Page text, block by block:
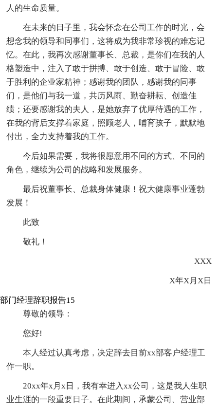
人的生命质量。
在未来的日子里，我会怀念在公司工作的时光，会
想念我的领导和同事们，这将成为我非常珍视的难忘记
忆。在此，我再次感谢董事长、总裁，是你们在我的人
格塑造中，注入了敢于拼搏、敢于创造、敢于冒险、敢
于胜利的企业家精神；感谢我的团队，感谢我的同事
们，是他们与我一道，共历风雨、勤奋耕耘、创造佳
绩；还要感谢我的夫人，是她放弃了优厚待遇的工作，
在我的背后支撑着家庭，照顾老人，哺育孩子，默默地
付出，全力支持着我的工作。
今后如果需要，我将很愿意用不同的方式、不同的
角色，继续为公司的战略和发展服务。
最后祝董事长、总裁身体健康！祝大健康事业蓬勃
发展！
此致
敬礼！
XXX
X年X月X日
部门经理辞职报告15
尊敬的领导：
您好!
本人经过认真考虑，决定辞去目前xx部客户经理工
作一职。
20xx年x月x日，我有幸进入xx公司，这是我人生职
业生涯的一段重要日子。在此期间，承蒙公司、营业部